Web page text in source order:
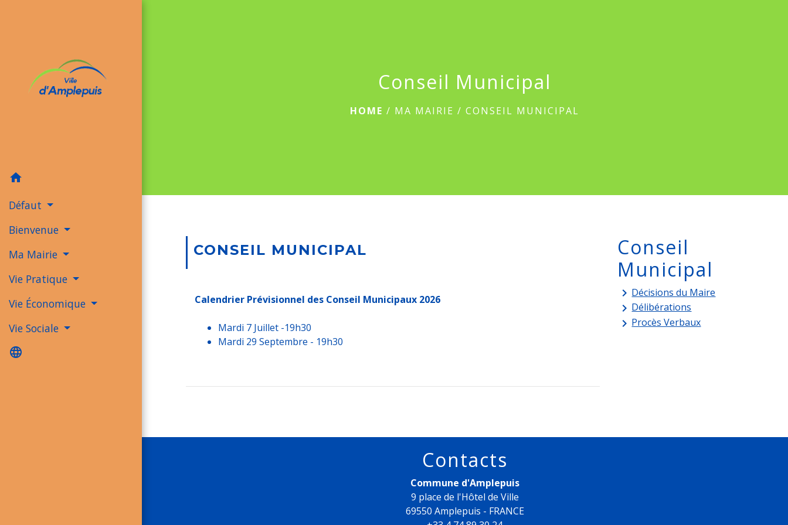
home
Défaut
Bienvenue
Ma Mairie
Vie Pratique
Vie Économique
Vie Sociale
language
Conseil Municipal
HOME / MA MAIRIE /CONSEIL MUNICIPAL
CONSEIL MUNICIPAL
Calendrier Prévisionnel des Conseil Municipaux 2026
Mardi 7 Juillet -19h30
Mardi 29 Septembre - 19h30
Conseil
Municipal
keyboard_arrow_rightDécisions du Maire
keyboard_arrow_rightDélibérations
keyboard_arrow_rightProcès Verbaux
Contacts
Commune d'Amplepuis
9 place de l'Hôtel de Ville
69550 Amplepuis - FRANCE